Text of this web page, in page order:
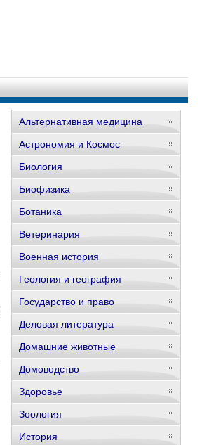
Альтернативная медицина
Астрономия и Космос
Биология
Биофизика
Ботаника
Ветеринария
Военная история
Геология и география
Государство и право
Деловая литература
Домашние животные
Домоводство
Здоровье
Зоология
История